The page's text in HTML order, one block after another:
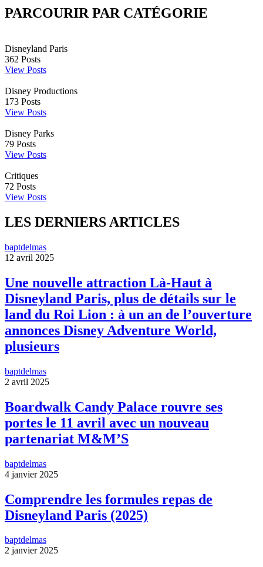
PARCOURIR PAR CATÉGORIE
Disneyland Paris
362 Posts
View Posts
Disney Productions
173 Posts
View Posts
Disney Parks
79 Posts
View Posts
Critiques
72 Posts
View Posts
LES DERNIERS ARTICLES
baptdelmas
12 avril 2025
Une nouvelle attraction Là-Haut à
Disneyland Paris, plus de détails sur le
land du Roi Lion : à un an de l’ouverture
annonces Disney Adventure World,
plusieurs
baptdelmas
2 avril 2025
Boardwalk Candy Palace rouvre ses
portes le 11 avril avec un nouveau
partenariat M&M’S
baptdelmas
4 janvier 2025
Comprendre les formules repas de
Disneyland Paris (2025)
baptdelmas
2 janvier 2025